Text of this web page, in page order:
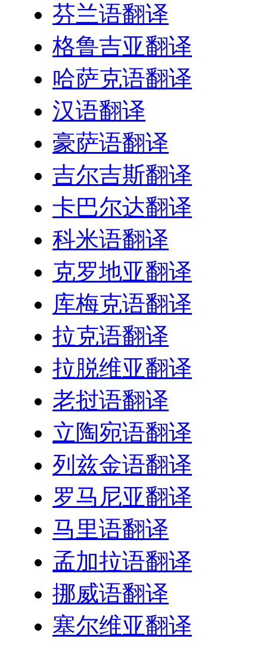
芬兰语翻译
格鲁吉亚翻译
哈萨克语翻译
汉语翻译
豪萨语翻译
吉尔吉斯翻译
卡巴尔达翻译
科米语翻译
克罗地亚翻译
库梅克语翻译
拉克语翻译
拉脱维亚翻译
老挝语翻译
立陶宛语翻译
列兹金语翻译
罗马尼亚翻译
马里语翻译
孟加拉语翻译
挪威语翻译
塞尔维亚翻译